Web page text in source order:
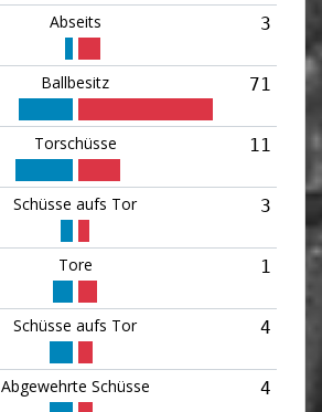
Abseits 3
Ballbesitz 71
Torschüsse 11
Schüsse aufs Tor 3
Tore 1
Schüsse aufs Tor 4
Abgewehrte Schüsse 4